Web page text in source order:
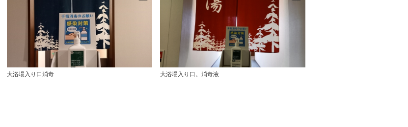
大浴場入り口消毒 大浴場入り口。消毒液